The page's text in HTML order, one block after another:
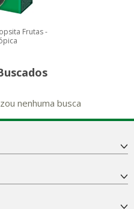
Frutas -
nenhuma busca